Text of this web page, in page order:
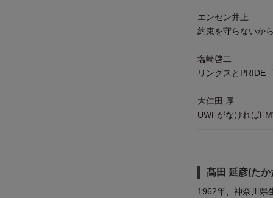
エンセン井上
約束を守らないか
塩崎啓二
リングスとPRIDE
大仁田 厚
UWFがなければ
髙田 延彦(た
1962年、神奈川県